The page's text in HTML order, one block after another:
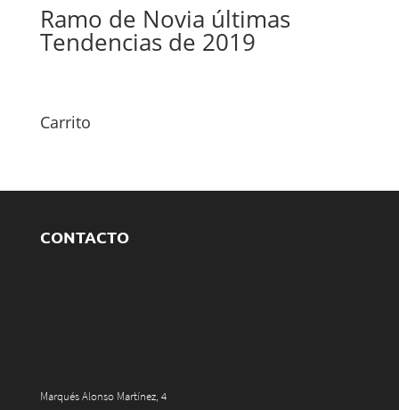
Ramo de Novia últimas
Tendencias de 2019
Carrito
CONTACTO
Marqués Alonso Martínez, 4